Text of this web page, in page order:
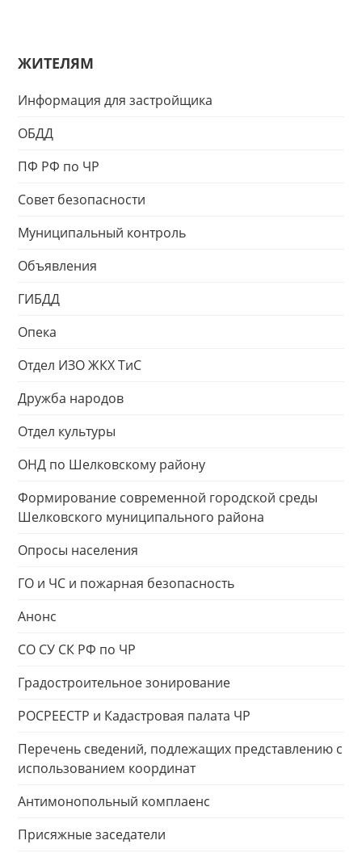
ЖИТЕЛЯМ
Информация для застройщика
ОБДД
ПФ РФ по ЧР
Совет безопасности
Муниципальный контроль
Объявления
ГИБДД
Опека
Отдел ИЗО ЖКХ ТиС
Дружба народов
Отдел культуры
ОНД по Шелковскому району
Формирование современной городской среды
Шелковского муниципального района
Опросы населения
ГО и ЧС и пожарная безопасность
Анонс
СО СУ СК РФ по ЧР
Градостроительное зонирование
РОСРЕЕСТР и Кадастровая палата ЧР
Перечень сведений, подлежащих представлению с
использованием координат
Антимонопольный комплаенс
Присяжные заседатели